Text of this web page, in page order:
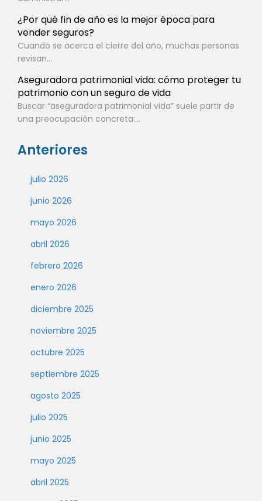
¿Por qué fin de año es la mejor época para
vender seguros?
Cuando se acerca el cierre del año, muchas personas
revisan...
Aseguradora patrimonial vida: cómo proteger tu
patrimonio con un seguro de vida
Buscar “aseguradora patrimonial vida” suele partir de
una preocupación concreta:...
Anteriores
julio 2026
junio 2026
mayo 2026
abril 2026
febrero 2026
enero 2026
diciembre 2025
noviembre 2025
octubre 2025
septiembre 2025
agosto 2025
julio 2025
junio 2025
mayo 2025
abril 2025